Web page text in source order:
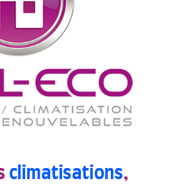
climatisations,